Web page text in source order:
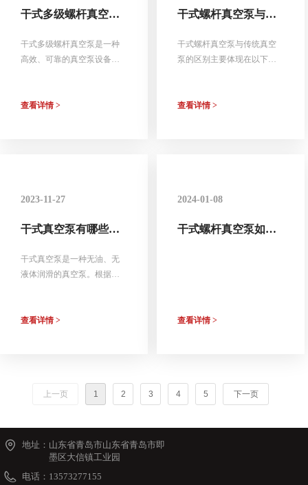
干式多级螺杆真空泵
干式多级螺杆真空泵是一种
高效、可靠的真空泵设备，
查看详情 >
干式螺杆真空泵与传
些方面？
干式螺杆真空泵与传统真空
泵的区别主要体现在以下三
查看详情 >
2023-11-27
干式真空泵有哪些类
干式真空泵是一种无油、无
液体润滑的真空泵。根据不
几种类型：
查看详情 >
2024-01-08
干式螺杆真空泵如何
查看详情 >
上一页 1 2 3 4 5 下一页
地址： 山东省青岛市山东省青岛市即
墨区大信镇工业园
电话： 13573277155